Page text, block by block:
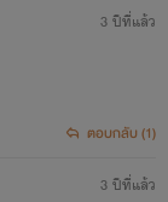
3 ปีที่แล้ว
ตอบกลับ (1)
3 ปีที่แล้ว